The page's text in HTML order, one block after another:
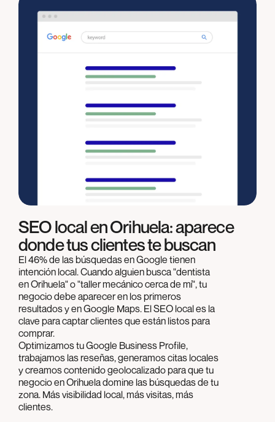
SEO local en Orihuela: aparece
donde tus clientes te buscan
El 46% de las búsquedas en Google tienen
intención local. Cuando alguien busca "dentista
en Orihuela" o "taller mecánico cerca de mí", tu
negocio debe aparecer en los primeros
resultados y en Google Maps. El SEO local es la
clave para captar clientes que están listos para
comprar.
Optimizamos tu Google Business Profile,
trabajamos las reseñas, generamos citas locales
y creamos contenido geolocalizado para que tu
negocio en Orihuela domine las búsquedas de tu
zona. Más visibilidad local, más visitas, más
clientes.